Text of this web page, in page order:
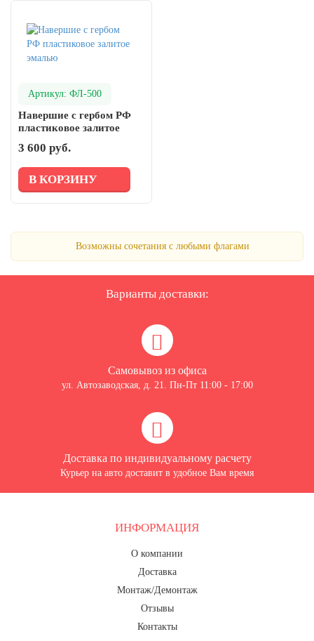
Артикул: ФЛ-500
Навершие с гербом РФ
пластиковое залитое
3 600 руб.
В КОРЗИНУ
Возможны сочетания с любыми флагами
Варианты доставки:
Самовывоз из офиса
ул. Автозаводская, д. 21. Пн-Пт 11:00 - 17:00
Доставка по индивидуальному расчету
Курьер на авто доставит в удобное Вам время
ИНФОРМАЦИЯ
О компании
Доставка
Монтаж/Демонтаж
Отзывы
Контакты